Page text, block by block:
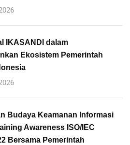
IKASANDI dalam
Ekosistem Pemerintah
Budaya Keamanan Informasi
Awareness ISO/IEC
Bersama Pemerintah